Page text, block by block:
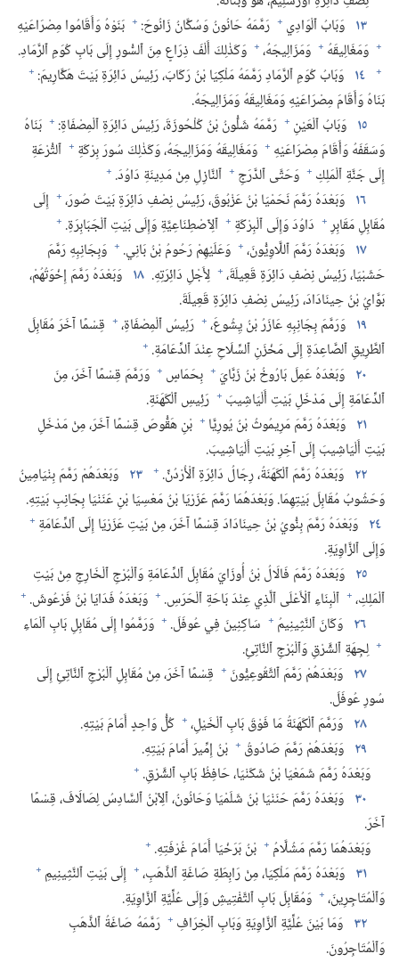
١٣ وَبَابُ ٱلْوَادِي + رَمَّمَهُ حَانُونُ وَسُكَّانُ زَانُوحَ:‏ + بَنَوْهُ وَأَقَامُوا مِصْرَاعَيْهِ
+ وَمَغَالِيقَهُ + وَمَزَالِيجَهُ،‏ + وَكَذٰلِكَ أَلْفَ ذِرَاعٍ مِنَ ٱلسُّورِ إِلَى بَابِ كُوَمِ ٱلرَّمَادِ.‏
+ ١٤ وَبَابُ كُوَمِ ٱلرَّمَادِ رَمَّمَهُ مَلْكِيَا بْنُ رَكَابَ،‏ رَئِيسُ دَائِرَةِ بَيْتَ هَكَّارِيمَ:‏ +
بَنَاهُ وَأَقَامَ مِصْرَاعَيْهِ وَمَغَالِيقَهُ وَمَزَالِيجَهُ.‏
١٥ وَبَابُ ٱلْعَيْنِ + رَمَّمَهُ شَلُّونُ بْنُ كُلْحُوزَةَ،‏ رَئِيسُ دَائِرَةِ ٱلْمِصْفَاةِ:‏ + بَنَاهُ
وَسَقَفَهُ وَأَقَامَ مِصْرَاعَيْهِ + وَمَغَالِيقَهُ وَمَزَالِيجَهُ،‏ وَكَذٰلِكَ سُورَ بِرْكَةِ + ٱلتُّرْعَةِ
إِلَى جَنَّةِ ٱلْمَلِكِ + وَحَتَّى ٱلدَّرَجِ + ٱلنَّازِلِ مِنْ مَدِينَةِ دَاوُدَ.‏ +
١٦ وَبَعْدَهُ رَمَّمَ نَحَمْيَا بْنُ عَزْبُوقَ،‏ رَئِيسُ نِصْفِ دَائِرَةِ بَيْتَ صُورَ،‏ + إِلَى
مُقَابِلِ مَقَابِرِ + دَاوُدَ وَإِلَى ٱلْبِرْكَةِ + ٱلِٱصْطِنَاعِيَّةِ وَإِلَى بَيْتِ ٱلْجَبَابِرَةِ.‏ +
١٧ وَبَعْدَهُ رَمَّمَ ٱللَّاوِيُّونَ،‏ + وَعَلَيْهِمْ رَحُومُ بْنُ بَانِي.‏ + وَبِجَانِبِهِ رَمَّمَ
حَشَبْيَا،‏ رَئِيسُ نِصْفِ دَائِرَةِ قَعِيلَةَ،‏ + لِأَجْلِ دَائِرَتِهِ.‏ ١٨ وَبَعْدَهُ رَمَّمَ إِخْوَتُهُمْ،‏
بَوَّايُ بْنُ حِينَادَادَ،‏ رَئِيسُ نِصْفِ دَائِرَةِ قَعِيلَةَ.‏
١٩ وَرَمَّمَ بِجَانِبِهِ عَازَرُ بْنُ يِشُوعَ،‏ + رَئِيسُ ٱلْمِصْفَاةِ،‏ + قِسْمًا آخَرَ مُقَابِلَ
ٱلطَّرِيقِ ٱلصَّاعِدَةِ إِلَى مَخْزَنِ ٱلسِّلَاحِ عِنْدَ ٱلدِّعَامَةِ.‏ +
٢٠ وَبَعْدَهُ عَمِلَ بَارُوخُ بْنُ زَبَّايَ + بِحَمَاسٍ + وَرَمَّمَ قِسْمًا آخَرَ،‏ مِنَ
ٱلدِّعَامَةِ إِلَى مَدْخَلِ بَيْتِ أَلْيَاشِيبَ + رَئِيسِ ٱلْكَهَنَةِ.‏
٢١ وَبَعْدَهُ رَمَّمَ مَرِيمُوثُ بْنُ يُورِيَّا + بْنِ هَقُّوصَ قِسْمًا آخَرَ،‏ مِنْ مَدْخَلِ
بَيْتِ أَلْيَاشِيبَ إِلَى آخِرِ بَيْتِ أَلْيَاشِيبَ.‏
٢٢ وَبَعْدَهُ رَمَّمَ ٱلْكَهَنَةُ،‏ رِجَالُ دَائِرَةِ ٱلْأُرْدُنِّ.‏ + ٢٣ وَبَعْدَهُمْ رَمَّمَ بِنْيَامِينُ
وَحَشُوبُ مُقَابِلَ بَيْتِهِمَا.‏ وَبَعْدَهُمَا رَمَّمَ عَزَرْيَا بْنُ مَعْسِيَا بْنِ عَنَنْيَا بِجَانِبِ بَيْتِهِ.‏
٢٤ وَبَعْدَهُ رَمَّمَ بِنُّويُ بْنُ حِينَادَادَ قِسْمًا آخَرَ،‏ مِنْ بَيْتِ عَزَرْيَا إِلَى ٱلدِّعَامَةِ +
وَإِلَى ٱلزَّاوِيَةِ.‏
٢٥ وَبَعْدَهُ رَمَّمَ فَالَالُ بْنُ أُوزَايَ مُقَابِلَ ٱلدِّعَامَةِ وَٱلْبُرْجِ ٱلْخَارِجِ مِنْ بَيْتِ
ٱلْمَلِكِ،‏ + ٱلْبِنَاءِ ٱلْأَعْلَى ٱلَّذِي عِنْدَ بَاحَةِ ٱلْحَرَسِ.‏ + وَبَعْدَهُ فَدَايَا بْنُ فَرْعُوشَ.‏ +
٢٦ وَكَانَ ٱلنَّثِينِيمُ + سَاكِنِينَ فِي عُوفَلَ.‏ + وَرَمَّمُوا إِلَى مُقَابِلِ بَابِ ٱلْمَاءِ
+ لِجِهَةِ ٱلشَّرْقِ وَٱلْبُرْجِ ٱلنَّاتِئِ.‏
٢٧ وَبَعْدَهُمْ رَمَّمَ ٱلتَّقُوعِيُّونَ + قِسْمًا آخَرَ،‏ مِنْ مُقَابِلِ ٱلْبُرْجِ ٱلنَّاتِئِ إِلَى
سُورِ عُوفَلَ.‏
٢٨ وَرَمَّمَ ٱلْكَهَنَةُ مَا فَوْقَ بَابِ ٱلْخَيْلِ،‏ + كُلُّ وَاحِدٍ أَمَامَ بَيْتِهِ.‏
٢٩ وَبَعْدَهُمْ رَمَّمَ صَادُوقُ + بْنُ إِمِّيرَ أَمَامَ بَيْتِهِ.‏
وَبَعْدَهُ رَمَّمَ شَمَعْيَا بْنُ شَكَنْيَا،‏ حَافِظُ بَابِ ٱلشَّرْقِ.‏ +
٣٠ وَبَعْدَهُ رَمَّمَ حَنَنْيَا بْنُ شَلَمْيَا وَحَانُونُ،‏ ٱلِٱبْنُ ٱلسَّادِسُ لِصَالَافَ،‏ قِسْمًا
آخَرَ.‏
وَبَعْدَهُمَا رَمَّمَ مَشُلَّامُ + بْنُ بَرَخْيَا أَمَامَ غُرْفَتِهِ.‏ +
٣١ وَبَعْدَهُ رَمَّمَ مَلْكِيَا،‏ مِنْ رَابِطَةِ صَاغَةِ ٱلذَّهَبِ،‏ + إِلَى بَيْتِ ٱلنَّثِينِيمِ +
وَٱلْمُتَاجِرِينَ،‏ + وَمُقَابِلَ بَابِ ٱلتَّفْتِيشِ وَإِلَى عُلِّيَّةِ ٱلزَّاوِيَةِ.‏
٣٢ وَمَا بَيْنَ عُلِّيَّةِ ٱلزَّاوِيَةِ وَبَابِ ٱلْخِرَافِ + رَمَّمَهُ صَاغَةُ ٱلذَّهَبِ
وَٱلْمُتَاجِرُونَ.‏